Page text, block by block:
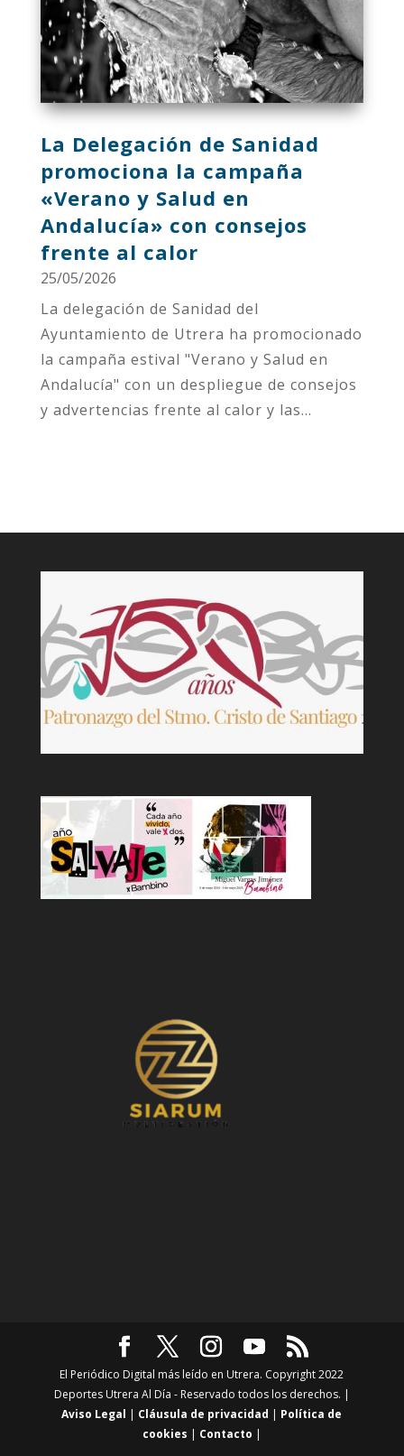
La Delegación de Sanidad
promociona la campaña
«Verano y Salud en
Andalucía» con consejos
frente al calor
25/05/2026
La delegación de Sanidad del
Ayuntamiento de Utrera ha promocionado
la campaña estival "Verano y Salud en
Andalucía" con un despliegue de consejos
y advertencias frente al calor y las...
El Periódico Digital más leído en Utrera. Copyright 2022
Deportes Utrera Al Día - Reservado todos los derechos. |
Aviso Legal | Cláusula de privacidad | Política de
cookies | Contacto |